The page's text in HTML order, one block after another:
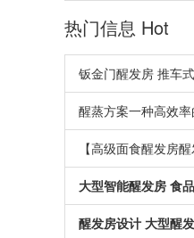
热门信息 Hot
钣金门醒发房 推车
醒蒸方案一种高效
【高级面食醒发房
大型智能醒发房 食
醒发房设计 大型醒